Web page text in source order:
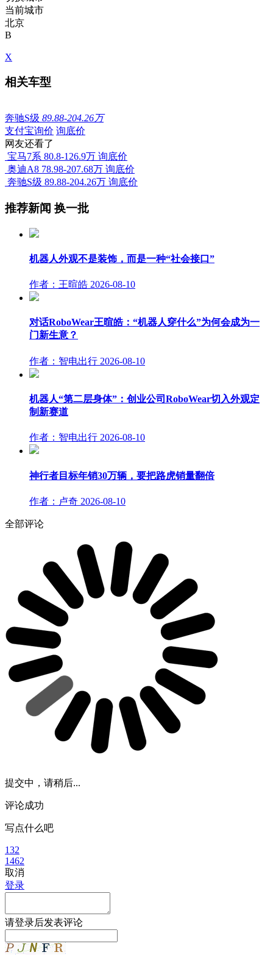
当前城市
北京
B
X
相关车型
奔驰S级 89.88-204.26万
支付宝询价 询底价
网友还看了
宝马7系 80.8-126.9万 询底价
奥迪A8 78.98-207.68万 询底价
奔驰S级 89.88-204.26万 询底价
推荐新闻 换一批
机器人外观不是装饰，而是一种“社会接口”
作者：王暄皓 2026-08-10
对话RoboWear王暄皓：“机器人穿什么”为何会成为一
门新生意？
作者：智电出行 2026-08-10
机器人“第二层身体”：创业公司RoboWear切入外观定
制新赛道
作者：智电出行 2026-08-10
神行者目标年销30万辆，要把路虎销量翻倍
作者：卢奇 2026-08-10
全部评论
提交中，请稍后...
评论成功
写点什么吧
132
1462
取消
登录
请登录后发表评论